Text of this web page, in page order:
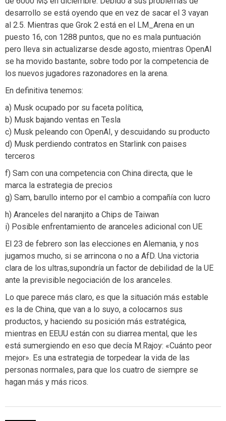
desarrollo se está oyendo que en vez de sacar el 3 vayan
al 2.5. Mientras que Grok 2 está en el LM_Arena en un
puesto 16, con 1288 puntos, que no es mala puntuación
pero lleva sin actualizarse desde agosto, mientras OpenAI
se ha movido bastante, sobre todo por la competencia de
los nuevos jugadores razonadores en la arena.
En definitiva tenemos:
a) Musk ocupado por su faceta política,
b) Musk bajando ventas en Tesla
c) Musk peleando con OpenAI, y descuidando su producto
d) Musk perdiendo contratos en Starlink con paises
terceros
f) Sam con una competencia con China directa, que le
marca la estrategia de precios
g) Sam, barullo interno por el cambio a compañía con lucro
h) Aranceles del naranjito a Chips de Taiwan
i) Posible enfrentamiento de aranceles adicional con UE
El 23 de febrero son las elecciones en Alemania, y nos
jugamos mucho, si se arrincona o no a AfD. Una victoria
clara de los ultras,supondría un factor de debilidad de la UE
ante la previsible negociación de los aranceles.
Lo que parece más claro, es que la situación más estable
es la de China, que van a lo suyo, a colocarnos sus
productos, y haciendo su posición más estratégica,
mientras en EEUU están con su diarrea mental, que les
está sumergiendo en eso que decía M.Rajoy: «Cuánto peor
mejor». Es una estrategia de torpedear la vida de las
personas normales, para que los cuatro de siempre se
hagan más y más ricos.